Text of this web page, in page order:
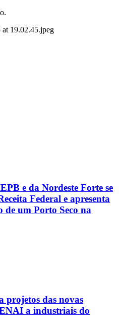
e da Nordeste Forte se
Federal e apresenta
um Porto Seco na
projetos das novas
a industriais do